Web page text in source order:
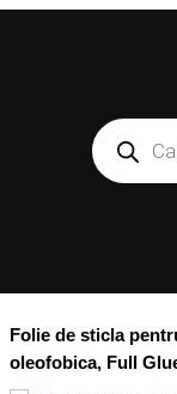
Skip
Products
search
Folie de sticla
oleofobica, Full